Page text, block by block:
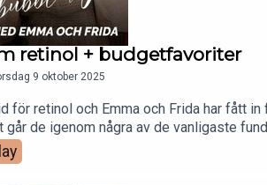
retinol + budgetfavoriter
9 oktober 2025
för retinol och Emma och Frida har fått
de igenom några av de vanligaste
Om huden inte pallar retinol, finns det
Dessutom blir det tips på